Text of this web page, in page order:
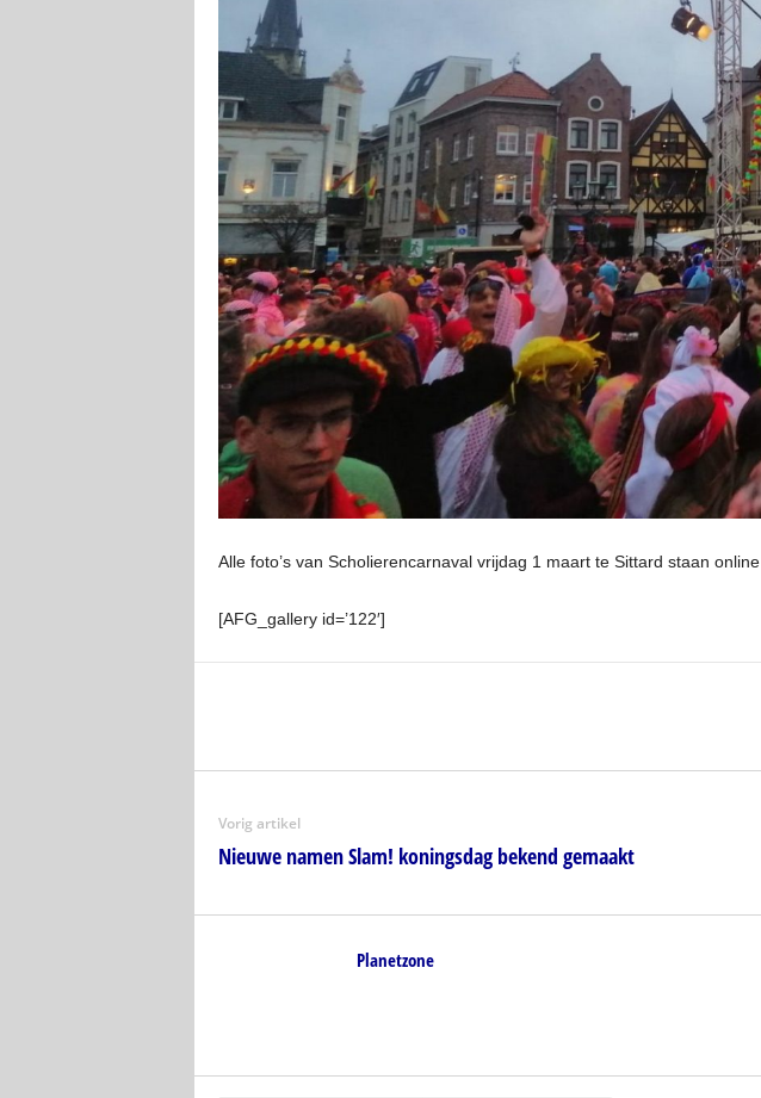
Alle foto’s van Scholierencarnaval vrijdag 1 maart te Sittard staan online
[AFG_gallery id=’122′]
Vorig artikel
Nieuwe namen Slam! koningsdag bekend gemaakt
Planetzone